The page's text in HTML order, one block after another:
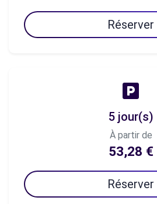
Réserver
5 jour(s)
À partir de
53,28 €
Réserver